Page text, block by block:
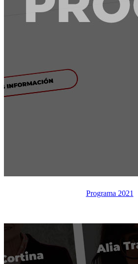
Histórico 2021
Programa 2021